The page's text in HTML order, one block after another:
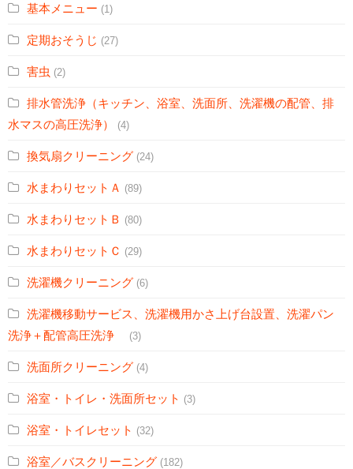
基本メニュー (1)
定期おそうじ (27)
害虫 (2)
排水管洗浄（キッチン、浴室、洗面所、洗濯機の配管、排
水マスの高圧洗浄）
(4)
換気扇クリーニング (24)
水まわりセットＡ (89)
水まわりセットＢ (80)
水まわりセットＣ (29)
洗濯機クリーニング (6)
洗濯機移動サービス、洗濯機用かさ上げ台設置、洗濯パン
洗浄＋配管高圧洗浄
(3)
洗面所クリーニング (4)
浴室・トイレ・洗面所セット (3)
浴室・トイレセット (32)
浴室／バスクリーニング (182)